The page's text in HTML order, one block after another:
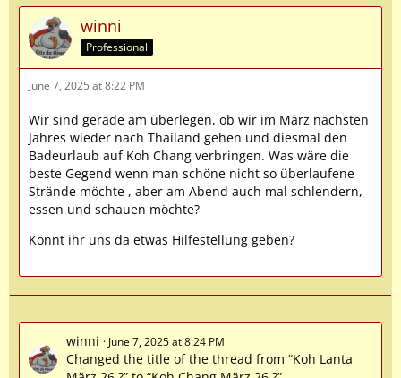
winni
Professional
June 7, 2025 at 8:22 PM
Wir sind gerade am überlegen, ob wir im März nächsten
Jahres wieder nach Thailand gehen und diesmal den
Badeurlaub auf Koh Chang verbringen. Was wäre die
beste Gegend wenn man schöne nicht so überlaufene
Strände möchte , aber am Abend auch mal schlendern,
essen und schauen möchte?
Könnt ihr uns da etwas Hilfestellung geben?
winni June 7, 2025 at 8:24 PM
Changed the title of the thread from “Koh Lanta